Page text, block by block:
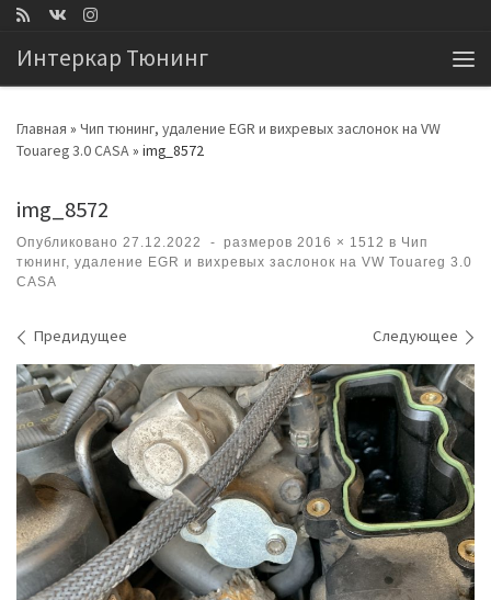
Интеркар Тюнинг
Главная » Чип тюнинг, удаление EGR и вихревых заслонок на VW
Touareg 3.0 CASA» img_8572
img_8572
Опубликовано 27.12.2022 - размеров 2016 × 1512 в Чип
тюнинг, удаление EGR и вихревых заслонок на VW Touareg 3.0
CASA
Навигация по изображениям
Предидущее Следующее